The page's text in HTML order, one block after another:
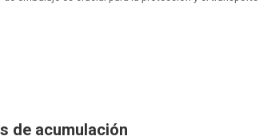
de acumulación